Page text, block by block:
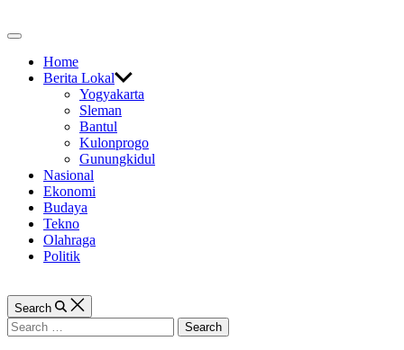
to
Off
CanvasHome
Berita Lokal
Yogyakarta
Sleman
Bantul
Kulonprogo
Gunungkidul
Nasional
Ekonomi
Budaya
Tekno
Olahraga
Politik
Search
Search
for: